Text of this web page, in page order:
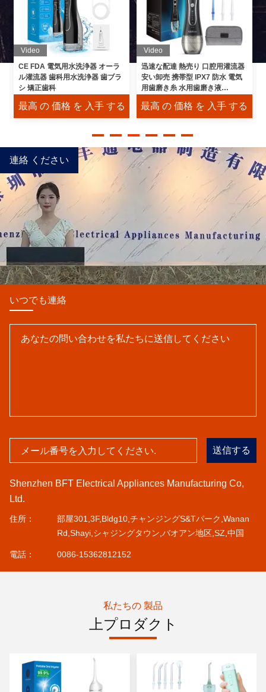
Video
迅速な配達 熱売り 口腔用灌流器
安い卸売 携帯型 IPX7 防水 電気
用歯磨き糸 水用歯磨き液
最高 の 価格 を 入手 する
Video
柔らかいブリストル 電気歯ブラ
シ ABS プラスチック 再充電可
能 IPX7 防水 旅行に適した歯の
最高 の 価格 を 入手 する
連絡 ください
いつでも連絡
送信する
Shenzhen BFT Electrical Appliances Manufacturing Co,
Ltd.
住所：
部屋301,3F,Bldg10,チャンジングS&Tパーク,Wanan
Rd,Shayi,シャジングタウン,バオアン地区,SZ,中国
電話： 0086-15362812152
私たちの 製品
上プロダクト